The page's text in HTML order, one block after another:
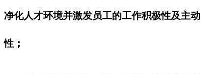
净化人才环境并激发员工的工作积极性及主动
性；